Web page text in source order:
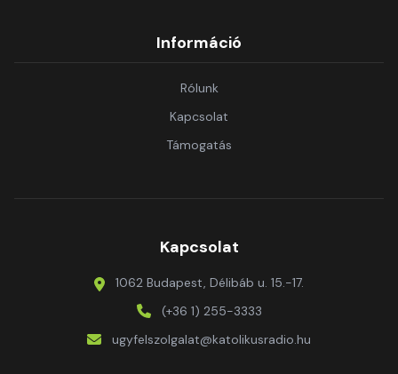
Információ
Rólunk
Kapcsolat
Támogatás
Kapcsolat
1062 Budapest, Délibáb u. 15.-17.
(+36 1) 255-3333
ugyfelszolgalat@katolikusradio.hu